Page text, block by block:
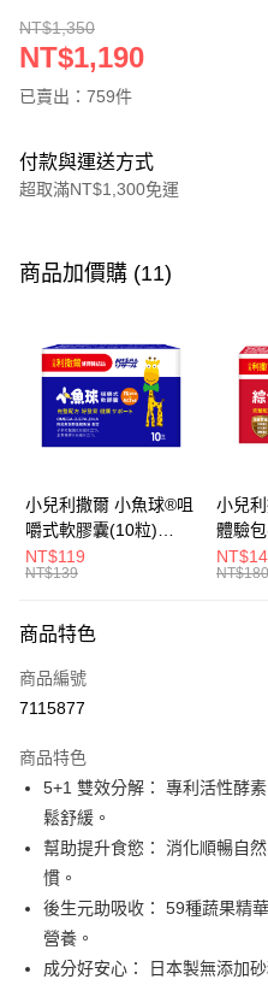
NT$1,350
NT$1,190
已賣出：759件
付款與運送方式
超取滿NT$1,300免運
信用卡一次付款
LINE Pay
Apple Pay
街口支付
悠遊付
Google Pay
全盈+PAY
大哥付你分期
【大哥付你分期使用說明】
1.本服務由台灣大哥大提供，台灣大
流程，驗證手機門號後，選擇欲分期
成交易。
3.實際核准額度、可分期數及費用金
4.訂單成立30分鐘內，如未前往確認
法說明評估內容。
【繳款方式說明】
1.分期款項不併入電信帳單，「大
醒簡訊。
2.透過簡訊連結打開帳單後，可選擇
帳／街口支付／iPASS MONEY」等
AFTEE先享後付
【關於「AFTEE先享後付」】
AFTEE先享後付是「在收到商品之
便利好安心！
１．簡單：不需註冊會員、不需綁卡
２．便利：只要手機號碼，簡訊認證
３．安心：先確認商品／服務後，再
【「AFTEE先享後付」結帳流程】
１．於結帳方式選擇「AFTEE先享
２．訂單成立數日內，您將收到繳費
ATM付款
全家取貨付款
每筆NT$65，滿NT$1,300(含以
7-11取貨付款
商品加價購 (11)
小兒利撒爾 小魚球®咀
嚼式軟膠囊(10粒)
◇OMEGA-
3(EPA+DHA)+rTG型魚
NT$119
NT$139
小兒
體驗
白+藻
油+專
NT$180
商品特色
商品編號
7115877
商品特色
5+1 雙效分解： 專利活性酵
鬆舒緩。
幫助提升食慾： 消化順暢自
慣。
後生元助吸收： 59種蔬果精
營養。
成分好安心： 日本製無添加